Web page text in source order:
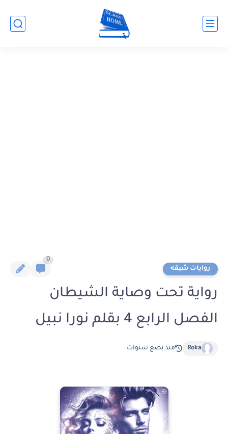
روايات شيقه
0
رواية تحت وصاية الشيطان
الفصل الرابع 4 بقلم نورا نبيل
Roka منذ بضع سنوات